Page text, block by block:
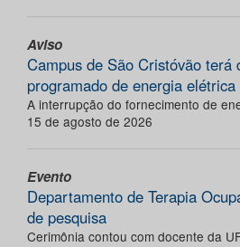
Aviso
Campus de São Cristóvão terá
programado de energia elétrica
A interrupção do fornecimento de
15 de agosto de 2026
Evento
Departamento de Terapia
de pesquisa
Cerimônia contou com docente da